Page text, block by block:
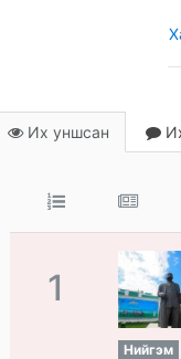
Их уншсан
1
Нийгэм